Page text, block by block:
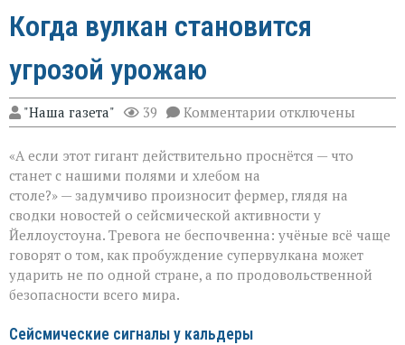
Когда вулкан становится
угрозой урожаю
"Наша газета" 39 Комментарии к
записи
вулкан
урожаю
отключены
«А если этот гигант действительно проснётся — что
станет с нашими полями и хлебом на
столе?» — задумчиво произносит фермер, глядя на
сводки новостей о сейсмической активности у
Йеллоустоуна. Тревога не беспочвенна: учёные всё чаще
говорят о том, как пробуждение супервулкана может
ударить не по одной стране, а по продовольственной
безопасности всего мира.
Сейсмические сигналы у кальдеры